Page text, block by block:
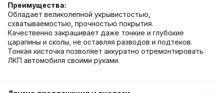
Преимущества:
Обладает великолепной укрывистостью,
схватываемостью, прочностью покрытия.
Качественно закрашивает даже тонкие и глубокие
царапины и сколы, не оставляя разводов и подтеков.
Тонкая кисточка позволяет аккуратно отремонтировать
ЛКП автомобиля своими руками.